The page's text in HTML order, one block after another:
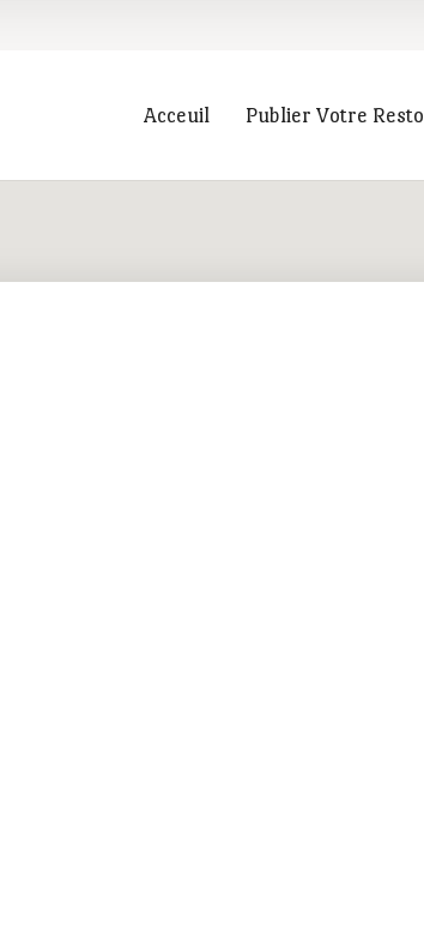
Acceuil Publier Votre Resto